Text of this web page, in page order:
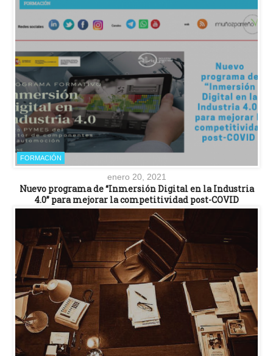
FORMACIÓN
enero 20, 2021
Nuevo programa de “Inmersión Digital en la Industria
4.0” para mejorar la competitividad post-COVID